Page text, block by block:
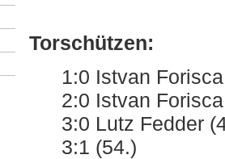
Torschützen:
1:0 Istvan
2:0 Istvan
3:0 Lutz Fedder
3:1 (54.)